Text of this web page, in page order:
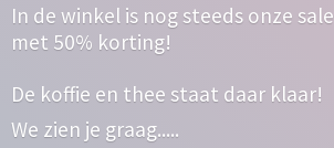
In de winkel is nog steeds onze sale
met 50% korting!
De koffie en thee staat daar klaar!
We zien je graag.....